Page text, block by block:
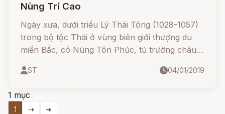
Nùng Trí Cao
Ngày xưa, dưới triều Lý Thái Tông (1028-1057)
trong bộ tộc Thái ở vùng biên giới thượng du
miền Bắc, có Nùng Tôn Phúc, tù trưởng châu
chiếm các hạt chung quanh, tự xưng là Hoàng
nhà Lý.
ST 04/01/2019
1 mục
1 ⇢ ⇥